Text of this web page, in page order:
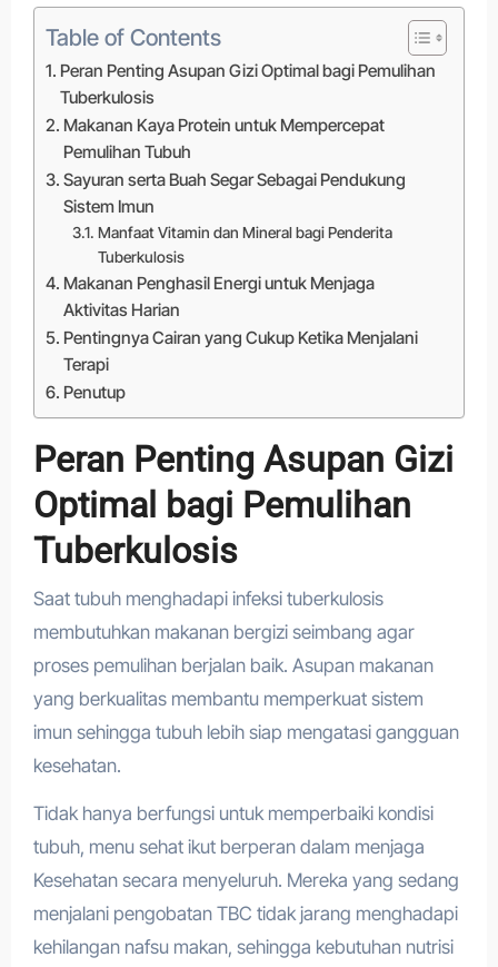
Table of Contents
Peran Penting Asupan Gizi Optimal bagi Pemulihan
Tuberkulosis
Makanan Kaya Protein untuk Mempercepat
Pemulihan Tubuh
Sayuran serta Buah Segar Sebagai Pendukung
Sistem Imun
Manfaat Vitamin dan Mineral bagi Penderita
Tuberkulosis
Makanan Penghasil Energi untuk Menjaga
Aktivitas Harian
Pentingnya Cairan yang Cukup Ketika Menjalani
Terapi
Penutup
Peran Penting Asupan Gizi
Optimal bagi Pemulihan
Tuberkulosis
Saat tubuh menghadapi infeksi tuberkulosis
membutuhkan makanan bergizi seimbang agar
proses pemulihan berjalan baik. Asupan makanan
yang berkualitas membantu memperkuat sistem
imun sehingga tubuh lebih siap mengatasi gangguan
kesehatan.
Tidak hanya berfungsi untuk memperbaiki kondisi
tubuh, menu sehat ikut berperan dalam menjaga
Kesehatan secara menyeluruh. Mereka yang sedang
menjalani pengobatan TBC tidak jarang menghadapi
kehilangan nafsu makan, sehingga kebutuhan nutrisi